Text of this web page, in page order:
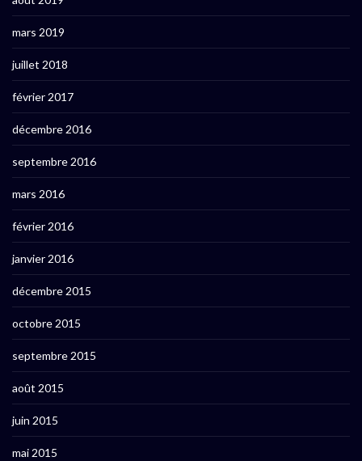
mars 2019
juillet 2018
février 2017
décembre 2016
septembre 2016
mars 2016
février 2016
janvier 2016
décembre 2015
octobre 2015
septembre 2015
août 2015
juin 2015
mai 2015